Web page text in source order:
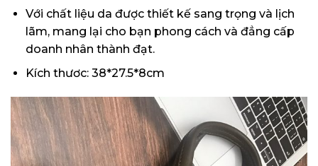
Với chất liệu da được thiết kế sang trọng và lịch
lãm, mang lại cho bạn phong cách và đẳng cấp
doanh nhân thành đạt.
Kích thươc: 38*27.5*8cm